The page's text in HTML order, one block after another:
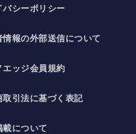
バシーポリシー
情報の外部送信について
エッジ会員規約
取引法に基づく表記
載について